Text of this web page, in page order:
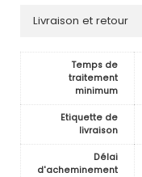
Livraison et retour
Temps de
traitement
minimum
Etiquette de
livraison
Délai
d'acheminement